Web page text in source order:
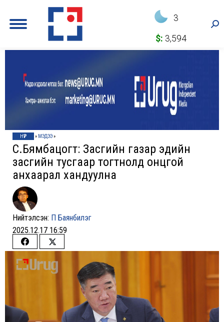
3
$: 3,594
НҮҮР » МЭДЭЭ»
С.Бямбацогт: Засгийн газар эдийн
засгийн тусгаар тогтнолд онцгой
анхаарал хандуулна
Нийтэлсэн: П Баянбилэг
2025.12.17 16:59
Share
on
Share
on